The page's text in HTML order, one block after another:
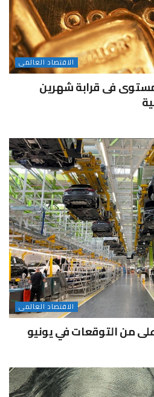
الاقتصاد العالمى
فى قرابة شهرين
الاقتصاد العالمى
من التوقعات في يونيو